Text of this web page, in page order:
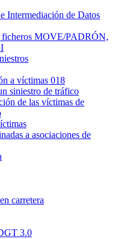
Intermediación de Datos
ficheros MOVE/PADRÓN,
a víctimas 018
siniestro de tráfico
de las víctimas de
a asociaciones de
carretera
3.0